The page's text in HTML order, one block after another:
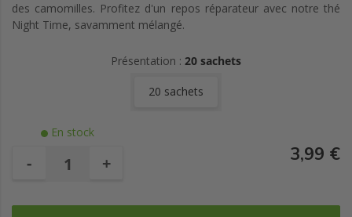
des camomilles. Profitez d'un repos réparateur avec notre thé
Night Time, savamment mélangé.
Présentation : 20 sachets
20 sachets
En stock
- + 3,99 €